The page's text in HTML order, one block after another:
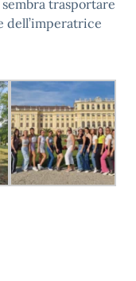
trasportare
dell’imperatrice